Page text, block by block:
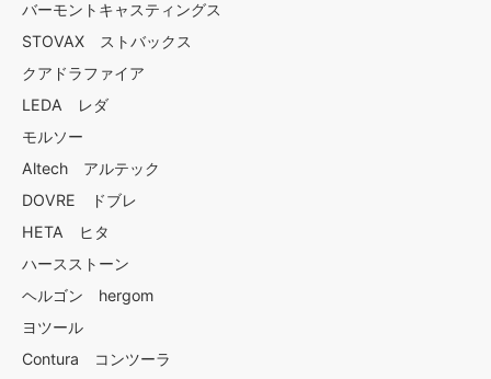
バーモントキャスティングス
STOVAX ストバックス
クアドラファイア
LEDA レダ
モルソー
Altech アルテック
DOVRE ドブレ
HETA ヒタ
ハースストーン
ヘルゴン hergom
ヨツール
Contura コンツーラ